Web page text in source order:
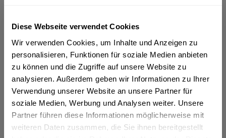
Diese Webseite verwendet Cookies
Wir verwenden Cookies, um Inhalte und Anzeigen zu
personalisieren, Funktionen für soziale Medien anbieten
zu können und die Zugriffe auf unsere Website zu
analysieren. Außerdem geben wir Informationen zu Ihrer
Verwendung unserer Website an unsere Partner für
soziale Medien, Werbung und Analysen weiter. Unsere
Partner führen diese Informationen möglicherweise mit
weiteren Daten zusammen, die Sie ihnen bereitgestellt
Döllstädt, Gierstädt/Kleinfahner, Großfahner, Zimmernsupra
Hohlstedt, Kiliansroda, Kleinschwabhausen, Kromsdorf,
Lehnstedt, Magdala, Mechelroda, Mellingen, Umpferstedt,
Elleben, Elxleben, Ichtershausen, Kirchheim , Georgenthal,
Gräfenhain, Herrenhof, Hohenkirchen, Petriroda,Großmölsen,
Kleinmölsen, Mönchenholzhausen, Ollendorf, Udestedt
Klettbach, Rockhausen, Luisenthal, Ohrdruf, Wölfis
Beschreibung
mehr